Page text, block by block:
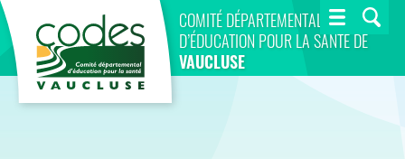
COMITÉ DÉPARTEMENTAL
D’ÉDUCATION POUR LA SANTÉ DE
VAUCLUSE
CoDES 84